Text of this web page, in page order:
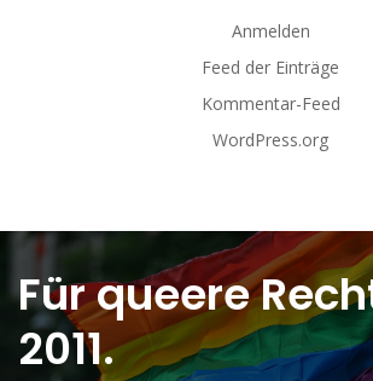
Anmelden
Feed der Einträge
Kommentar-Feed
WordPress.org
Für queere
2011.